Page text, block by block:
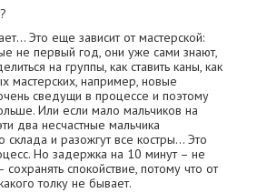
Это еще зависит от мастерской:
не первый год, они уже сами знают,
на группы, как ставить каны, как
мастерских, например, новые
сведущи в процессе и поэтому
Или если мало мальчиков на
два несчастные мальчика
склада и разожгут все костры… Это
Но задержка на 10 минут – не
спокойствие, потому что от
толку не бывает.